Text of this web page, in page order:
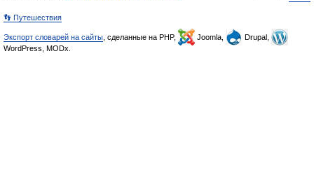
👣 Путешествия
Экспорт словарей на сайты , сделанные на PHP, Joomla,
Drupal,
WordPress, MODx.